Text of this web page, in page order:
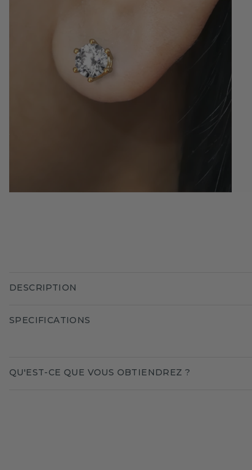
DESCRIPTION
SPECIFICATIONS
QU'EST-CE QUE VOUS OBTIENDREZ ?